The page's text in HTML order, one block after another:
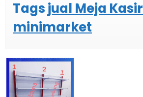
Tagsjual Meja Kasir
minimarket